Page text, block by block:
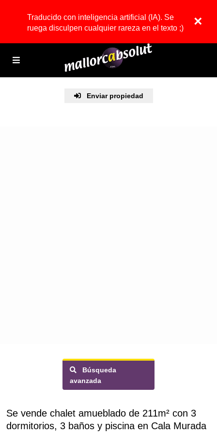
Traducido con inteligencia artificial (IA). Se
ruega disculpen cualquier rareza en el texto ;)
×
Enviar propiedad
Búsqueda
avanzada
Se vende chalet amueblado de 211m² con 3
dormitorios, 3 baños y piscina en Cala Murada